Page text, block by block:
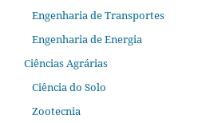
Engenharia de Transportes
Engenharia de Energia
Ciências Agrárias
Ciência do Solo
Zootecnia